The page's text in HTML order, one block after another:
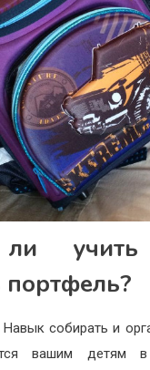
учить
портфель?
собирать и
вашим детям